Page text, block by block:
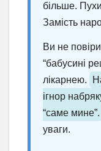
більше.
Замість
Ви не
“бабусині
лікарнею.
ігнор
“саме мине”.
уваги.